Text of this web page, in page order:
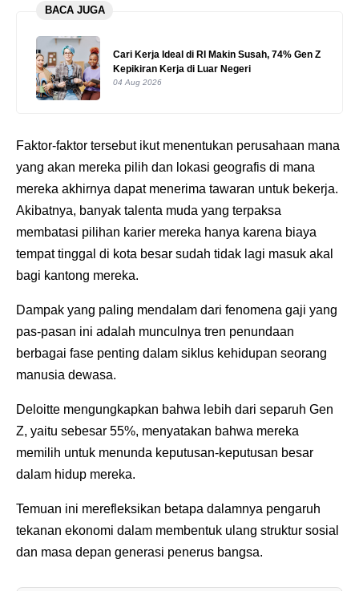
BACA JUGA
Cari Kerja Ideal di RI Makin Susah, 74% Gen Z
Kepikiran Kerja di Luar Negeri
04 Aug 2026
Faktor-faktor tersebut ikut menentukan perusahaan mana
yang akan mereka pilih dan lokasi geografis di mana
mereka akhirnya dapat menerima tawaran untuk bekerja.
Akibatnya, banyak talenta muda yang terpaksa
membatasi pilihan karier mereka hanya karena biaya
tempat tinggal di kota besar sudah tidak lagi masuk akal
bagi kantong mereka.
Dampak yang paling mendalam dari fenomena gaji yang
pas-pasan ini adalah munculnya tren penundaan
berbagai fase penting dalam siklus kehidupan seorang
manusia dewasa.
Deloitte mengungkapkan bahwa lebih dari separuh Gen
Z, yaitu sebesar 55%, menyatakan bahwa mereka
memilih untuk menunda keputusan-keputusan besar
dalam hidup mereka.
Temuan ini merefleksikan betapa dalamnya pengaruh
tekanan ekonomi dalam membentuk ulang struktur sosial
dan masa depan generasi penerus bangsa.